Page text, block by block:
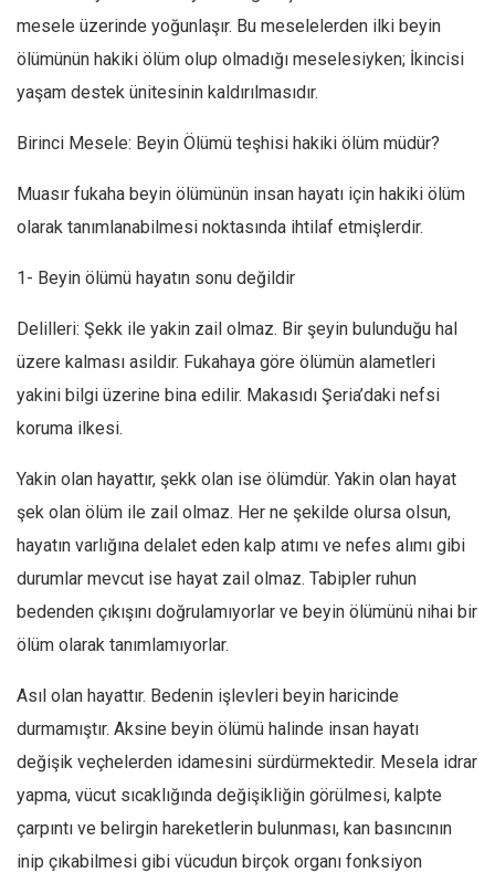
Spor
Hayat
Türkiye
Siyaset
Asya
Afrika
İslam Dünyası
Avustralya
Tarih
Düşünce
Dosyalar
mesele üzerinde yoğunlaşır. Bu meselelerden ilki beyin
ölümünün hakiki ölüm olup olmadığı meselesiyken; İkincisi
yaşam destek ünitesinin kaldırılmasıdır.
Birinci Mesele: Beyin Ölümü teşhisi hakiki ölüm müdür?
Muasır fukaha beyin ölümünün insan hayatı için hakiki ölüm
olarak tanımlanabilmesi noktasında ihtilaf etmişlerdir.
1- Beyin ölümü hayatın sonu değildir
Delilleri: Şekk ile yakin zail olmaz. Bir şeyin bulunduğu hal
üzere kalması asildir. Fukahaya göre ölümün alametleri
yakini bilgi üzerine bina edilir. Makasıdı Şeria’daki nefsi
koruma ilkesi.
Yakin olan hayattır, şekk olan ise ölümdür. Yakin olan hayat
şek olan ölüm ile zail olmaz. Her ne şekilde olursa olsun,
hayatın varlığına delalet eden kalp atımı ve nefes alımı gibi
durumlar mevcut ise hayat zail olmaz. Tabipler ruhun
bedenden çıkışını doğrulamıyorlar ve beyin ölümünü nihai bir
ölüm olarak tanımlamıyorlar.
Asıl olan hayattır. Bedenin işlevleri beyin haricinde
durmamıştır. Aksine beyin ölümü halinde insan hayatı
değişik veçhelerden idamesini sürdürmektedir. Mesela idrar
yapma, vücut sıcaklığında değişikliğin görülmesi, kalpte
çarpıntı ve belirgin hareketlerin bulunması, kan basıncının
inip çıkabilmesi gibi vücudun birçok organı fonksiyon